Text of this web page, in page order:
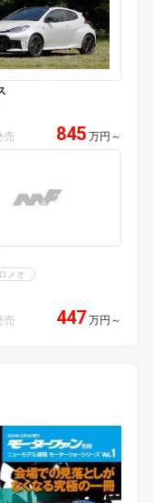
売 845 万円 ～
メオ
売 447 万円 ～